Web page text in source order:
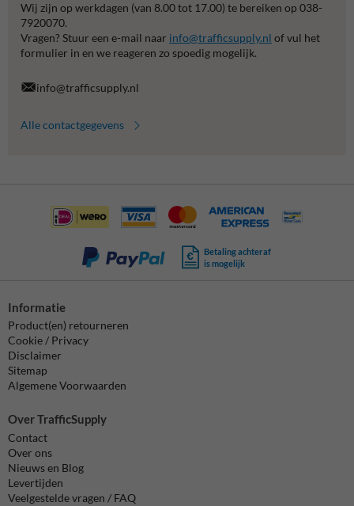
Wij zijn op werkdagen (van 8.00 tot 17.00) te bereiken op 038-
7920070.
Vragen? Stuur een e-mail naar info@trafficsupply.nl of vul het
formulier in en we reageren zo spoedig mogelijk.
info@trafficsupply.nl
Alle contactgegevens
Betaling achteraf
is mogelijk
Informatie
Product(en) retourneren
Cookie / Privacy
Disclaimer
Sitemap
Algemene Voorwaarden
Over TrafficSupply
Contact
Over ons
Nieuws en Blog
Levertijden
Veelgestelde vragen / FAQ